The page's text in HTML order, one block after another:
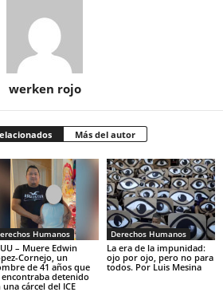
werken rojo
Más del autor
Humanos
– Muere Edwin
Cornejo, un
de 41 años que
encontraba detenido
una cárcel del ICE
Derechos Humanos
La era de la impunidad:
ojo por ojo, pero no para
todos. Por Luis Mesina